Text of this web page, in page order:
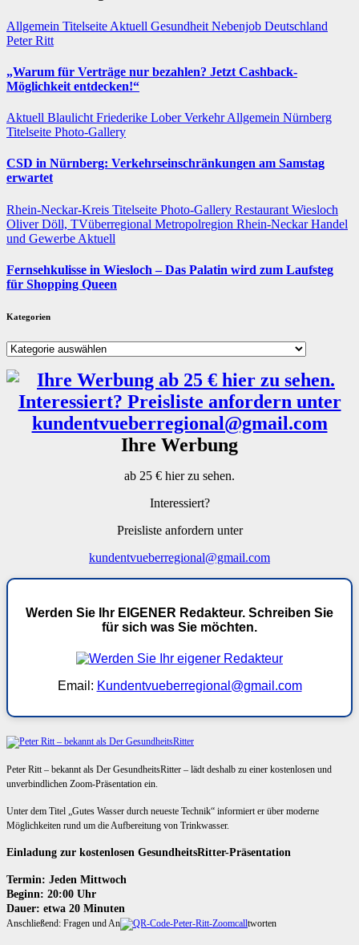
Allgemein Titelseite Aktuell Gesundheit Nebenjob Deutschland
Peter Ritt
„Warum für Verträge nur bezahlen? Jetzt Cashback-
Möglichkeit entdecken!“
Aktuell Blaulicht Friederike LoberVerkehrAllgemein Nürnberg
Titelseite Photo-Gallery
CSD in Nürnberg: Verkehrseinschränkungen am Samstag
erwartet
Rhein-Neckar-Kreis Titelseite Photo-Gallery Restaurant Wiesloch
Oliver Döll, TVüberregional Metropolregion Rhein-Neckar Handel
und Gewerbe Aktuell
Fernsehkulisse in Wiesloch – Das Palatin wird zum Laufsteg
für Shopping Queen
Kategorien
Kategorien
Ihre Werbung
ab 25 € hier zu sehen.
Interessiert?
Preisliste anfordern unter
kundentvueberregional@gmail.com
Werden Sie Ihr EIGENER Redakteur. Schreiben Sie
für sich was Sie möchten.
Email: Kundentvueberregional@gmail.com
Peter Ritt – bekannt als Der GesundheitsRitter – lädt deshalb zu einer kostenlosen und
unverbindlichen Zoom-Präsentation ein.
Unter dem Titel „Gutes Wasser durch neueste Technik“ informiert er über moderne
Möglichkeiten rund um die Aufbereitung von Trinkwasser.
Einladung zur kostenlosen GesundheitsRitter-Präsentation
Termin: Jeden Mittwoch
Beginn: 20:00 Uhr
Dauer: etwa 20 Minuten
Anschließend: Fragen und An tworten